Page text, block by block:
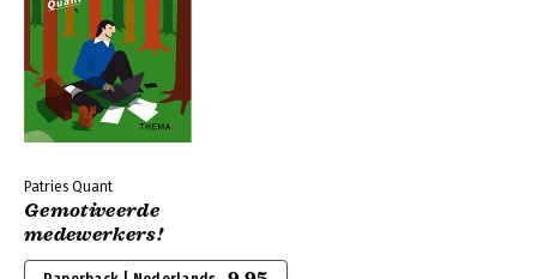
Patries Quant
Gemotiveerde
medewerkers!